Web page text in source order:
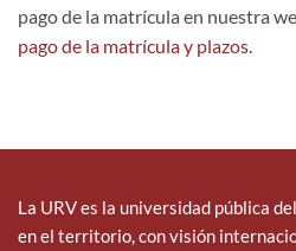
pago de la matrícula en nuestra
pago de la matrícula y plazos.
La URV es la universidad pública
en el territorio, con visión